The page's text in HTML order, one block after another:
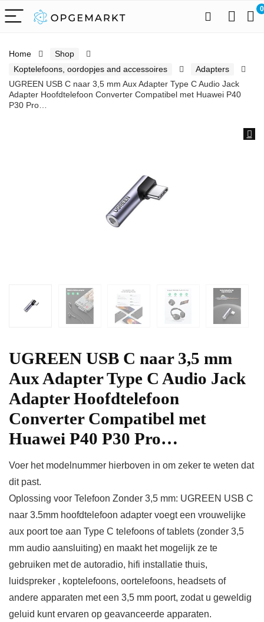
0
Home
Shop
Koptelefoons, oordopjes and accessoires
Adapters
UGREEN USB C naar 3,5 mm Aux Adapter Type C Audio Jack
Adapter Hoofdtelefoon Converter Compatibel met Huawei P40
P30 Pro…
UGREEN USB C naar 3,5 mm
Aux Adapter Type C Audio Jack
Adapter Hoofdtelefoon
Converter Compatibel met
Huawei P40 P30 Pro…
Voer het modelnummer hierboven in om zeker te weten dat
dit past.
Oplossing voor Telefoon Zonder 3,5 mm: UGREEN USB C
naar 3.5mm hoofdtelefoon adapter voegt een vrouwelijke
aux poort toe aan Type C telefoons of tablets (zonder 3,5
mm audio aansluiting) en maakt het mogelijk ze te
gebruiken met de autoradio, hifi installatie thuis,
luidspreker , koptelefoons, oortelefoons, headsets of
andere apparaten met een 3,5 mm poort, zodat u geweldig
geluid kunt ervaren op geavanceerde apparaten.